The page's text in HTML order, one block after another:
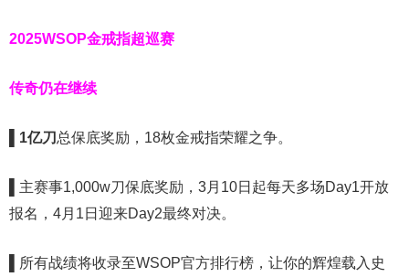
2025WSOP金戒指超巡赛
传奇仍在继续
1亿刀 总保底奖励，18枚金戒指荣耀之争。
主赛事1,000w刀保底奖励，3月10日起每天多场Day1开放
报名，4月1日迎来Day2最终对决。
所有战绩将收录至WSOP官方排行榜，让你的辉煌载入史